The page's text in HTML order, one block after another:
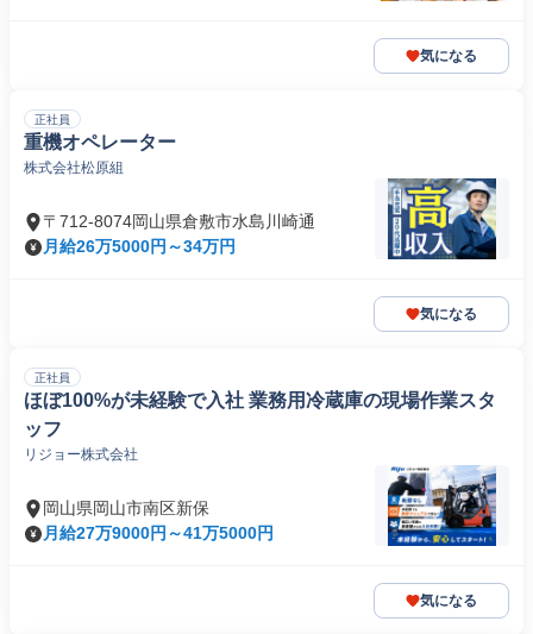
気になる
正社員
重機オペレーター
株式会社松原組
〒712-8074岡山県倉敷市水島川崎通
月給26万5000円～34万円
気になる
正社員
ほぼ100%が未経験で入社 業務用冷蔵庫の現場作業スタ
ッフ
リジョー株式会社
岡山県岡山市南区新保
月給27万9000円～41万5000円
気になる